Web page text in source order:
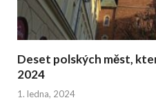
Deset polských měst,
2024
1. ledna, 2024